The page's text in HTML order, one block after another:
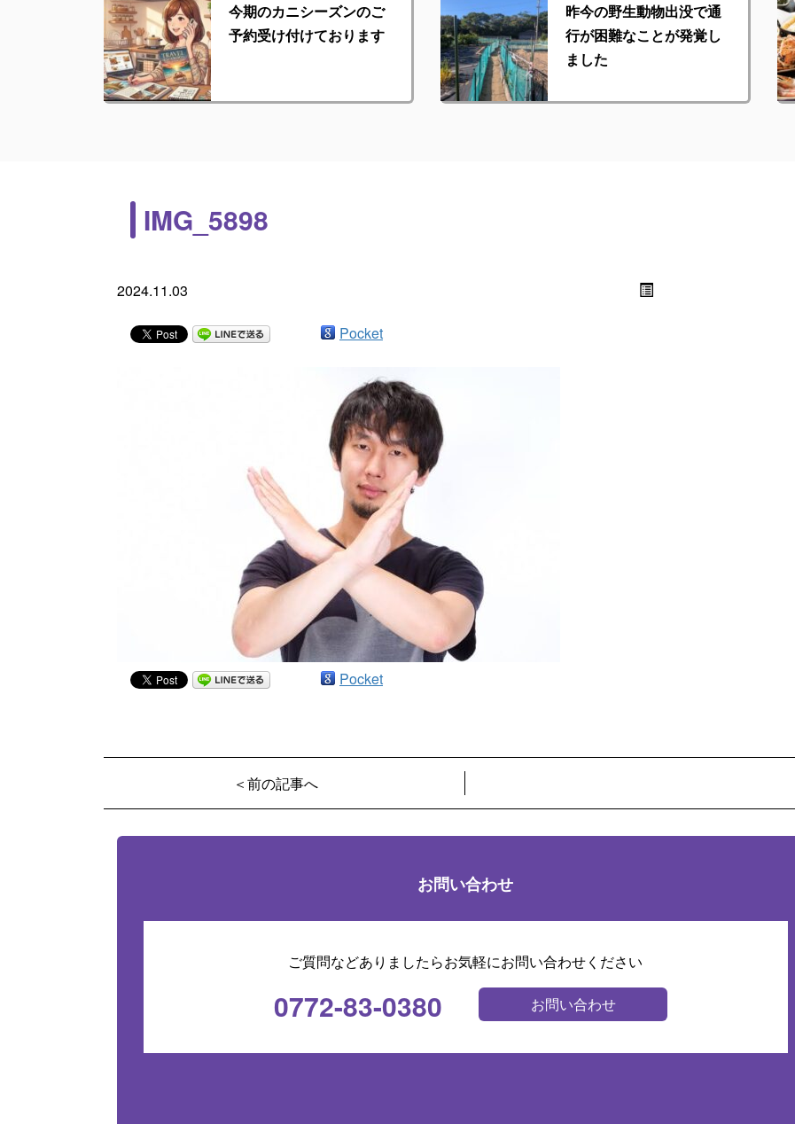
今期のカニシーズンのご
予約受け付けております
昨今の野生動物出没で通
行が困難なことが発覚し
ました
IMG_5898
2024.11.03
Pocket
Pocket
＜前の記事へ
お問い合わせ
ご質問などありましたらお気軽にお問い合わせください
0772-83-0380 お問い合わせ